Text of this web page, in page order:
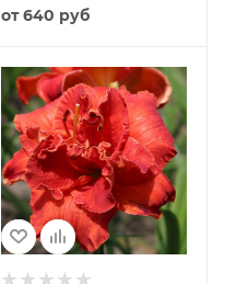
от640 руб